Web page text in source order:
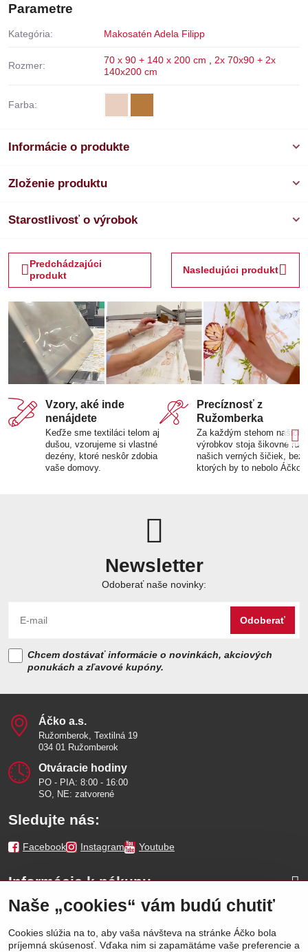
Parametre
Kategória: Makosatén Adela Filipp
Rozmer: 70 x 90 + 140 x 200 cm
2x 70x90 + 2x
140x200 cm
Farba:
Informácie o produkte
Zloženie produktu
Starostlivosť o výrobok
Predchádzajúci
produkt
Nasledujúci produkt
Vzory, aké inde
nenájdete
Keďže sme textiláci telom aj
dušou, vzorujeme si vlastné
dezény, ktoré neskôr zdobia
vaše domovy.
Precíznosť z
Ružomberka
Za každým stehom našich
výrobkov stoja šikovné ruky
našich verných šičiek, bez
ktorých by to nebolo Áčko.
Newsletter
Odoberať naše novinky:
Odoberať
Chcem dostávať informácie o novinkách, akciových
ponukách a zľavové kupóny.
Áčko a​.s​.
Ružomberok, Textilná 19
034 01 Ružomberok
Otváracie hodiny
PO - PIA: 8:00 - 16:00
SO, NE: zatvorené
Sledujte nás:
Facebook Instagram Youtube
Informácie k nákupu
Naše značky
Naše „cookies“ vám budú chutiť
Cookies slúžia na to, aby vaša návšteva na stránke Áčko bola
príjemná skúsenosť. Vďaka nim si zapamätáme vaše preferencie a